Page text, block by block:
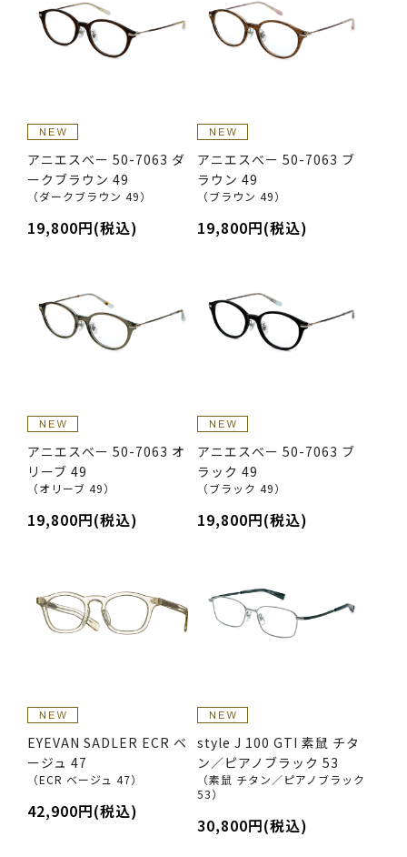
アニエスべー 50-7063 ダ
ークブラウン 49
（ダークブラウン 49）
19,800円(税込)
アニエスべー 50-7063 ブ
ラウン 49
（ブラウン 49）
19,800円(税込)
アニエスべー 50-7063 オ
リーブ 49
（オリーブ 49）
19,800円(税込)
アニエスべー 50-7063 ブ
ラック 49
（ブラック 49）
19,800円(税込)
EYEVAN SADLER ECR ベ
ージュ 47
（ECR ベージュ 47）
42,900円(税込)
style J 100 GTI 素鼠 チタ
ン／ピアノブラック 53
（素鼠 チタン／ピアノブラック
53）
30,800円(税込)